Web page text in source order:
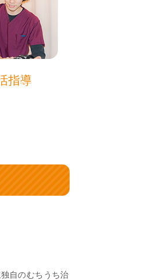
指導
自のむちうち治